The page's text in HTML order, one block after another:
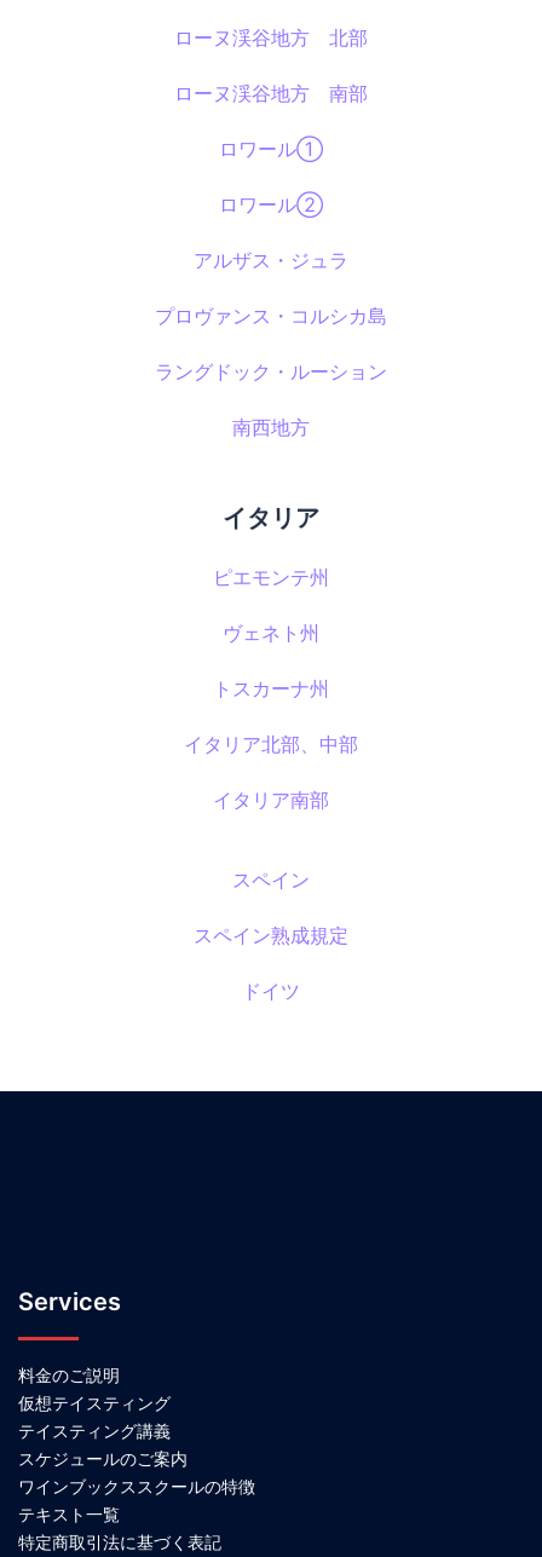
ローヌ渓谷地方 北部
ローヌ渓谷地方 南部
ロワール①
ロワール②
アルザス・ジュラ
プロヴァンス・コルシカ島
ラングドック・ルーション
南西地方
イタリア
ピエモンテ州
ヴェネト州
トスカーナ州
イタリア北部、中部
イタリア南部
スペイン
スペイン熟成規定
ドイツ
Services
料金のご説明
仮想テイスティング
テイスティング講義
スケジュールのご案内
ワインブックススクールの特徴
テキスト一覧
特定商取引法に基づく表記